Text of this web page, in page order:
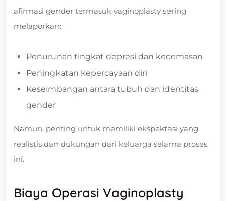
afirmasi gender termasuk vaginoplasty sering
melaporkan:
Penurunan tingkat depresi dan kecemasan
Peningkatan kepercayaan diri
Keseimbangan antara tubuh dan identitas
gender
Namun, penting untuk memiliki ekspektasi yang
realistis dan dukungan dari keluarga selama proses
ini.
Biaya Operasi Vaginoplasty